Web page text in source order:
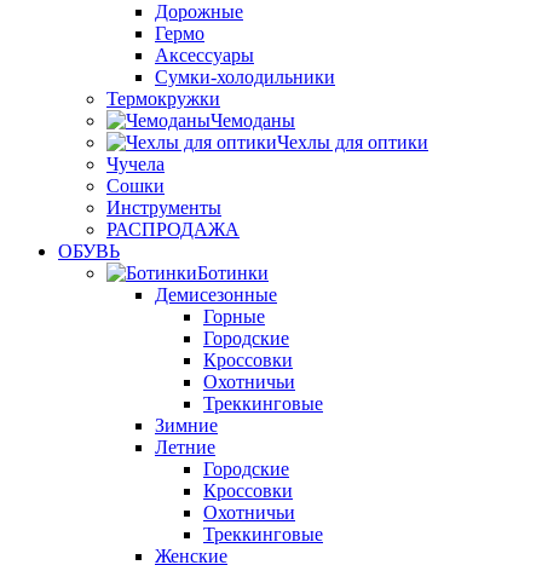
Дорожные
Гермо
Аксессуары
Сумки-холодильники
Термокружки
Чемоданы
Чехлы для оптики
Чучела
Сошки
Инструменты
РАСПРОДАЖА
ОБУВЬ
Ботинки
Демисезонные
Горные
Городские
Кроссовки
Охотничьи
Треккинговые
Зимние
Летние
Городские
Кроссовки
Охотничьи
Треккинговые
Женские